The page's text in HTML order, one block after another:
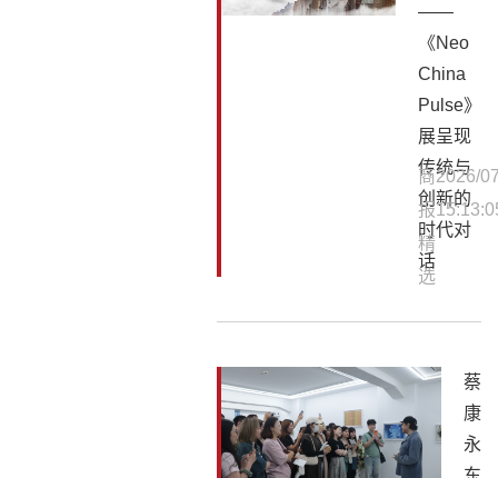
——
《Neo
China
Pulse》
展呈现
传统与
创新的
时代对
话
商
报
精
选
2026/
蔡
康
永